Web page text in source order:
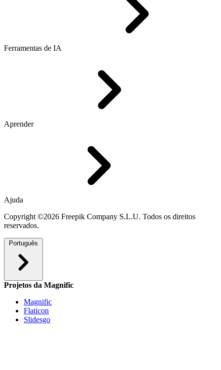
Ferramentas de IA
Aprender
Ajuda
Copyright ©2026 Freepik Company S.L.U. Todos os direitos
reservados.
Português
Projetos da Magnific
Magnific
Flaticon
Slidesgo